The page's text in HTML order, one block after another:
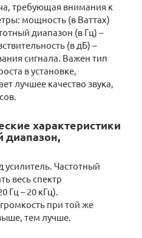
требующая внимания к
мощность (в Ваттах)
диапазон (в Гц) –
(в дБ) –
сигнала. Важен тип
в установке,
лучшее качество звука,
характеристики
диапазон,
Частотный
весь спектр
Гц – 20 кГц).
при той же
тем лучше.